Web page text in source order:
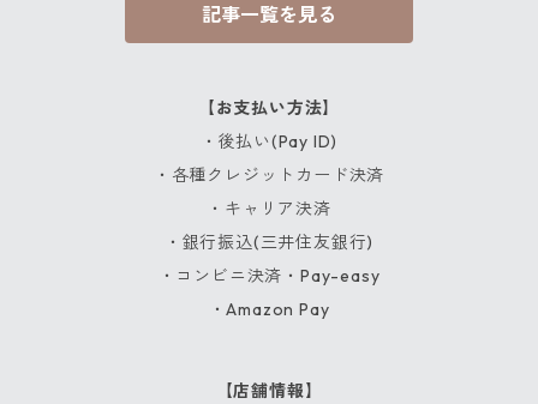
記事一覧を見る
【お支払い方法】
・後払い(Pay ID)
・各種クレジットカード決済
・キャリア決済
・銀行振込(三井住友銀行)
・コンビニ決済・Pay-easy
・Amazon Pay
【店舗情報】